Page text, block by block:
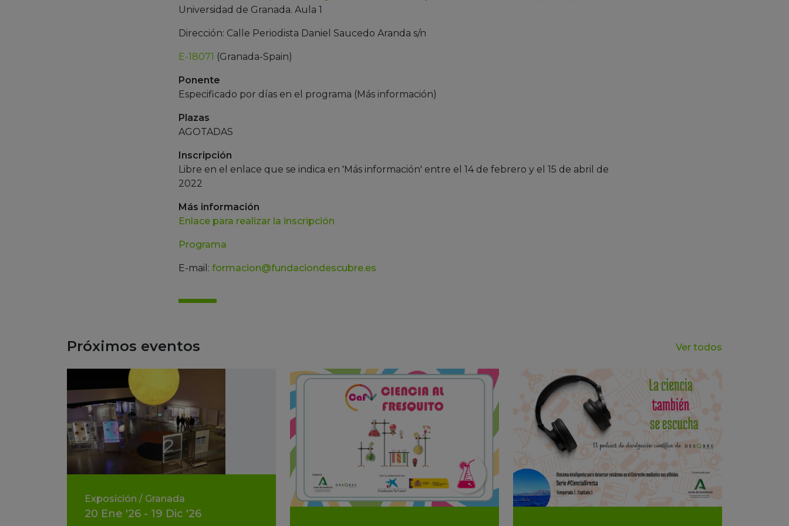
Universidad de Granada. Aula 1
Dirección: Calle Periodista Daniel Saucedo Aranda s/n
E-18071 (Granada-Spain)
Ponente
Especificado por días en el programa (Más información)
Plazas
AGOTADAS
Inscripción
Libre en el enlace que se indica en 'Más información' entre el 14 de febrero y el 15 de abril de
2022
Más información
Enlace para realizar la inscripción
Programa
E-mail: formacion@fundaciondescubre.es
Próximos eventos Ver todos
Exposición / Granada
20 Ene '26 - 19 Dic '26